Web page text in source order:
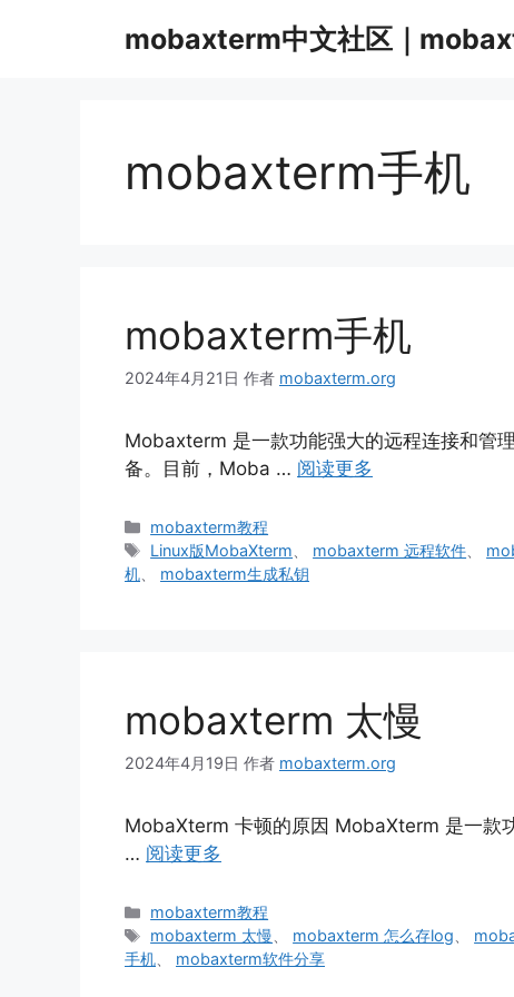
mobaxterm中文社区｜
mobaxterm手机
mobaxterm手机
2024年4月21日 作者 mobaxterm.org
Mobaxterm 是一款功能强大的远程连接和管
备。目前，Moba … 阅读更多
分
类
mobaxterm教程
标
签
Linux版MobaXterm mobaxterm 远程软件
机
mobaxterm生成私钥
mobaxterm 太慢
2024年4月19日 作者 mobaxterm.org
MobaXterm 卡顿的原因 MobaXterm 是一款
… 阅读更多
分
类
mobaxterm教程
标
签
mobaxterm 太慢 mobaxterm 怎么存log
手机
mobaxterm软件分享